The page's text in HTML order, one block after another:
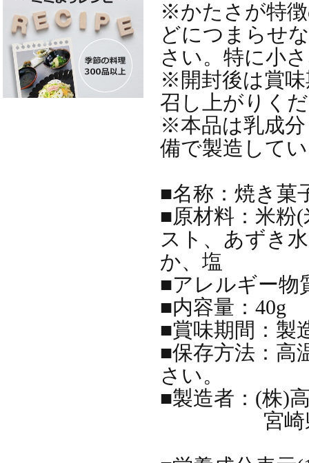
※かたさが特
どにつまらせ
さい。特に小
※開封後は賞
召し上がりく
※本品は乳成
備で製造して
■名称：焼き菓
■原材料：米粉
スト、あずき
か、塩
■アレルギー物
■内容量：40g
■賞味期間：製
■保存方法：高
さい。
■製造者：(株)
宮崎県西